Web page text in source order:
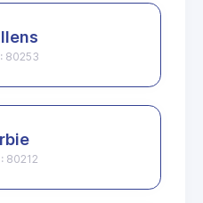
80253
80212